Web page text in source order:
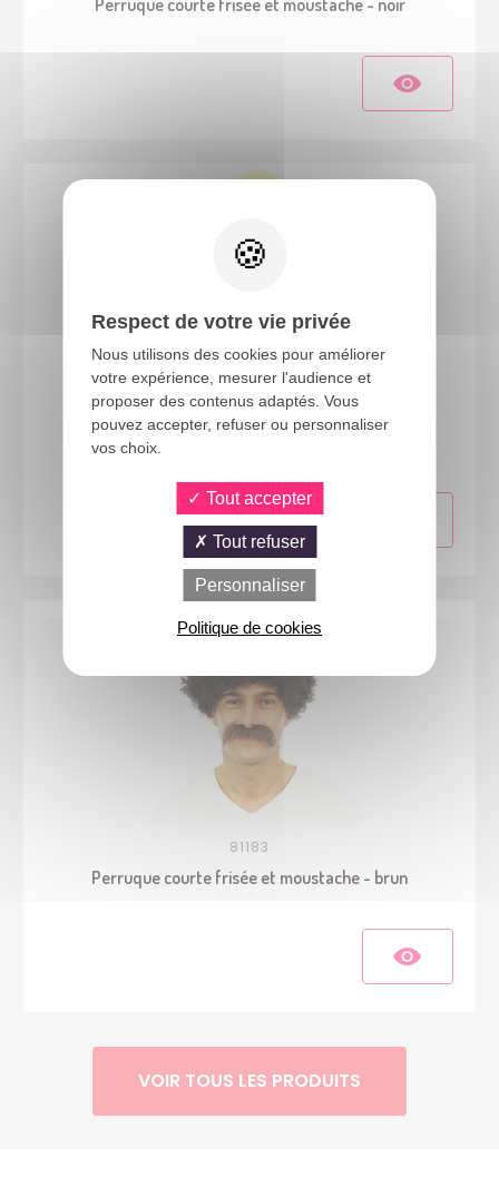
Perruque courte frisée et moustache - noir
64466
81183
Perruque courte frisée et moustache - brun
VOIR TOUS LES PRODUITS
Respect de votre vie privée
Nous utilisons des cookies pour améliorer
votre expérience, mesurer l'audience et
proposer des contenus adaptés. Vous
pouvez accepter, refuser ou personnaliser
vos choix.
Tout accepter
Tout refuser
Personnaliser
Politique de cookies